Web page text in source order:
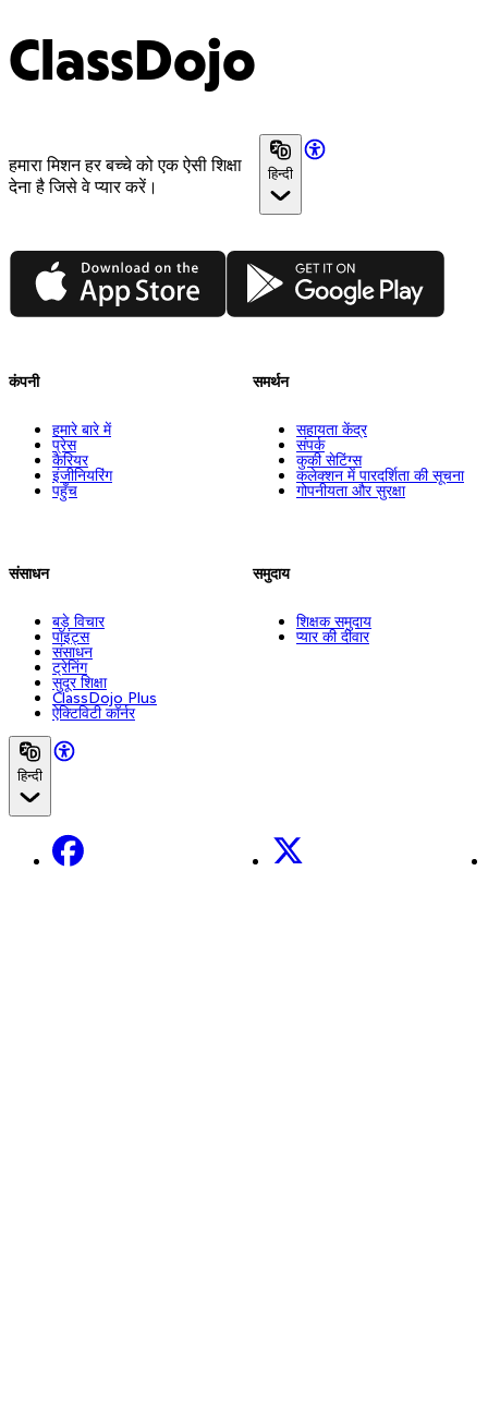
ClassDojo
हमारा मिशन हर बच्चे को एक ऐसी शिक्षा
देना है जिसे वे प्यार करें।
हिन्दी
App Store Google Play
कंपनी
हमारे बारे में
प्रेस
कैरियर
इंजीनियरिंग
पहुँच
संसाधन
बड़े विचार
पॉइंट्स
संसाधन
ट्रेनिंग
सुदूर शिक्षा
ClassDojo Plus
ऐक्टिविटी कॉर्नर
समर्थन
सहायता केंद्र
संपर्क
कुकी सेटिंग्स
कलेक्शन में पारदर्शिता की सूचना
गोपनीयता और सुरक्षा
समुदाय
शिक्षक समुदाय
प्यार की दीवार
हिन्दी
Facebook X